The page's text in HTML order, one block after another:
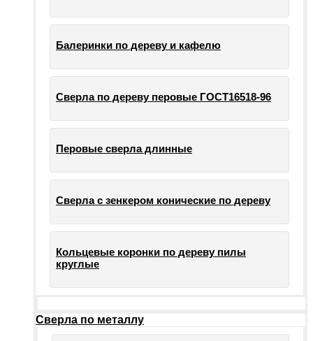
Балеринки по дереву и кафелю
Сверла по дереву перовые ГОСТ16518-96
Перовые сверла длинные
Сверла с зенкером конические по дереву
Кольцевые коронки по дереву пилы
круглые
Сверла по металлу